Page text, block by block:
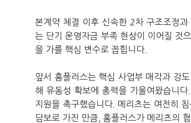
본계약 체결 이후 신속한 2차 구조조정
는 단기 운영자금 부족 현상이 이어질 것
을 가를 핵심 변수로 꼽힙니다.
앞서 홈플러스는 핵심 사업부 매각과 강
해 유동성 확보에 총력을 기울여왔습니
지원을 촉구했습니다. 메리츠는 여전히
담보로 가진 만큼, 홈플러스가 메리츠의